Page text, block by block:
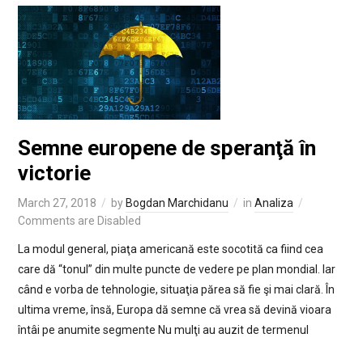
Semne europene de speranţă în
victorie
March 27, 2018 by Bogdan Marchidanu in Analiza
Comments are Disabled
La modul general, piaţa americană este socotită ca fiind cea
care dă “tonul” din multe puncte de vedere pe plan mondial. Iar
când e vorba de tehnologie, situaţia părea să fie şi mai clară. În
ultima vreme, însă, Europa dă semne că vrea să devină vioara
întâi pe anumite segmente Nu mulţi au auzit de termenul